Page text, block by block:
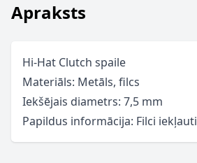
Apraksts
Hi-Hat Clutch spaile
Materiāls: Metāls, filcs
Iekšējais diametrs: 7,5 mm
Papildus informācija: Filci iekļauti